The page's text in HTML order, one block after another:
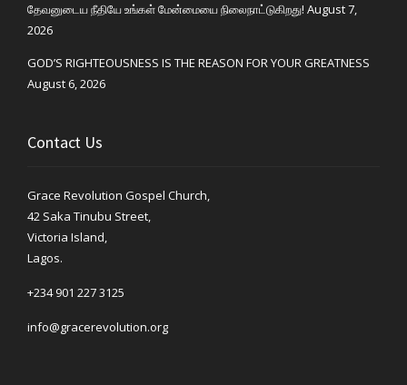
தேவனுடைய நீதியே உங்கள் மேன்மையை நிலைநாட்டுகிறது! August 7,
2026
GOD’S RIGHTEOUSNESS IS THE REASON FOR YOUR GREATNESS
August 6, 2026
Contact Us
Grace Revolution Gospel Church,
42 Saka Tinubu Street,
Victoria Island,
Lagos.
+234 901 227 3125
info@gracerevolution.org